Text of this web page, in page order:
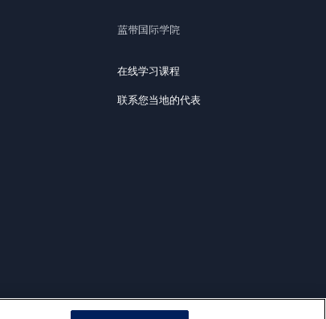
蓝带国际学院
在线学习课程
联系您当地的代表